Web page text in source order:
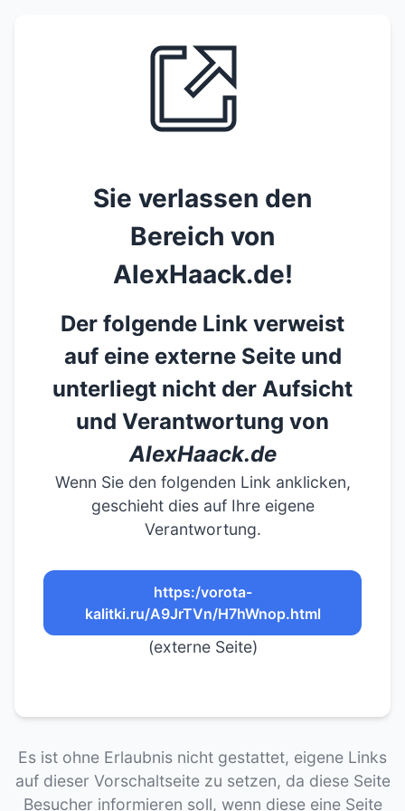
Sie verlassen den
Bereich von
AlexHaack.de!
Der folgende Link verweist
auf eine externe Seite und
unterliegt nicht der Aufsicht
und Verantwortung von
AlexHaack.de
Wenn Sie den folgenden Link anklicken,
geschieht dies auf Ihre eigene
Verantwortung.
https:/vorota-
kalitki.ru/A9JrTVn/H7hWnop.html
(externe Seite)
Es ist ohne Erlaubnis nicht gestattet, eigene Links
auf dieser Vorschaltseite zu setzen, da diese Seite
Besucher informieren soll, wenn diese eine Seite